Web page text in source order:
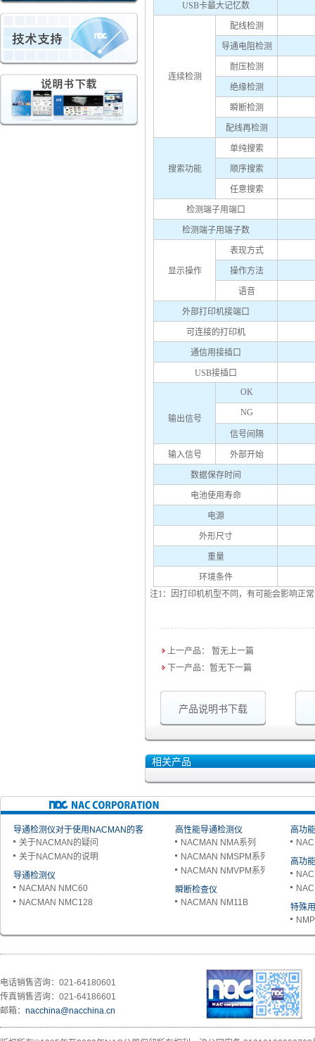
USB卡最大记忆数
连续检测
配线检测
导通电阻检测
耐压检测
绝缘检测
瞬断检测
配线再检测
搜索功能
单纯搜索
顺序搜索
任意搜索
检测端子用端口
检测端子用端子数
显示操作
表现方式
操作方法
语音
外部打印机接端口
可连接的打印机
通信用接插口
USB接插口
输出信号
OK
NG
信号间隔
输入信号 外部开始
数据保存时间
电池使用寿命
电源
外形尺寸
重量
环境条件
注1：因打印机机型不同，有可能会影响正
上一产品： 暂无上一篇
下一产品：暂无下一篇
产品说明书下载
相关产品
导通检测仪对于使用NACMAN的客
户关于NACMAN的疑问
关于NACMAN的说明
导通检测仪
NACMAN NMC60
NACMAN NMC128
高性能导通检测仪
NACMAN NMA系列
NACMAN NMSPM系列
NACMAN NMVPM系列
瞬断检查仪
NACMAN NM11B
高功
高功
特殊
电话销售咨询：021-64180601
传真销售咨询：021-64186601
邮箱： nacchina@nacchina.cn